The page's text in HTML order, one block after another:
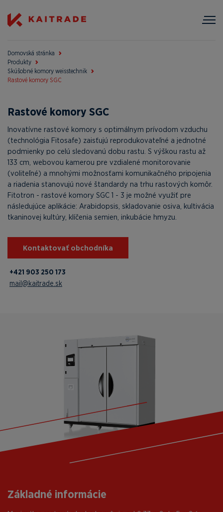
Domovská stránka
Produkty
Skúšobné komory weisstechnik
Rastové komory SGC
Rastové komory SGC
Inovatívne rastové komory s optimálnym prívodom vzduchu
(technológia Fitosafe) zaisťujú reprodukovateľné a jednotné
podmienky po celú sledovanú dobu rastu. S výškou rastu až
133 cm, webovou kamerou pre vzdialené monitorovanie
(voliteľné) a mnohými možnosťami komunikačného pripojenia
a riadenia stanovujú nové štandardy na trhu rastových komôr.
Fitotron - rastové komory SGC 1 - 3 je možné využiť pre
následujúce aplikácie: Arabidopsis, skladovanie osiva, kultivácia
tkaninovej kultúry, klíčenia semien, inkubácie hmyzu.
Kontaktovať obchodníka
+421 903 250 173
mail@kaitrade.sk
Základné informácie